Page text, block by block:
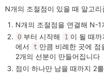
N개의 조절점이 있을 때 알고
N개의 조절점을 연결해 N-1
0 부터 시작해 1 이 될 때까
에서
t 만큼 비례한 곳에
2개의 선분이 만들어집니다
점이 하나만 남을 때까지 2